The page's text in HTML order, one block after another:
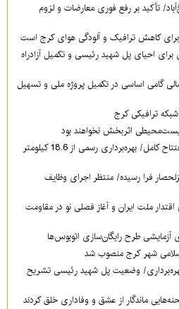
تأکید بر رفع فوری معارضات و لزوم
برای کاهش ترافیک و آلودگی هوای کرج است
احیای پل شهید رئیسی و تکمیل آزادراه
گامی اساسی در تکمیل پروژه ملی و تسهیل
ترافیکی کرج
اثربخش نخواهند بود
بزرگراه شهید سلیمانی در مسیر افتتاح کامل/ بهره‌برداری رسمی از 18.6 کیلومتر
فرا رسیده/ منتظر اجرای وظایف
ملت ایران و آغاز فصلی نو در مقاومت
طرح رایگان‌سازی اتوبوس‌ها
شهر کرج منصوب شد
بهره‌برداری/ وضعیت پل شهید رئیسی تشریح
ماندگار از عشق و وفاداری خلق کردند